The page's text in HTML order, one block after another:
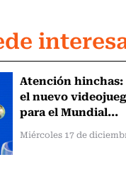
Atención
el nuevo
para el Mundial...
Miércoles 17 de